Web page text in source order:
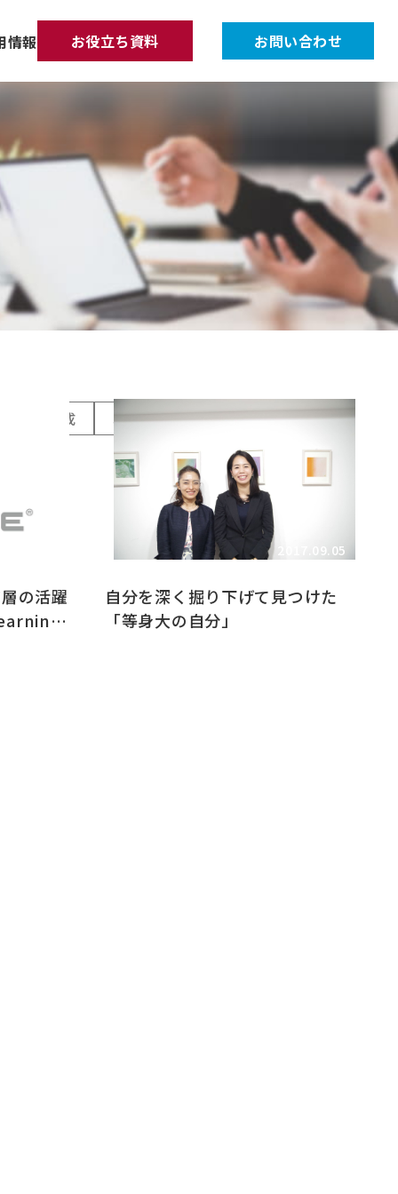
情報 お役立ち資料 お問い合わせ
革人材育成
異業種女性研修
の活躍
2017.09.05
自分を深く掘り下げて見つけた
「等身大の自分」